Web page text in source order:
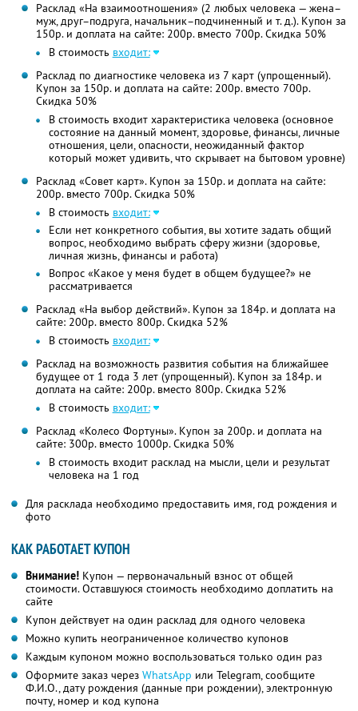
Расклад «На взаимоотношения» (2 любых человека — жена–
муж, друг–подруга, начальник–подчиненный и т. д.). Купон за
150р. и доплата на сайте: 200р. вместо 700р. Скидка 50%
В стоимость входит:
Расклад по диагностике человека из 7 карт (упрощенный).
Купон за 150р. и доплата на сайте: 200р. вместо 700р.
Скидка 50%
В стоимость входит характеристика человека (основное
состояние на данный момент, здоровье, финансы, личные
отношения, цели, опасности, неожиданный фактор
который может удивить, что скрывает на бытовом уровне)
Расклад «Совет карт». Купон за 150р. и доплата на сайте:
200р. вместо 700р. Скидка 50%
В стоимость входит:
Если нет конкретного события, вы хотите задать общий
вопрос, необходимо выбрать сферу жизни (здоровье,
личная жизнь, финансы и работа)
Вопрос «Какое у меня будет в общем будущее?» не
рассматривается
Расклад «На выбор действий». Купон за 184р. и доплата на
сайте: 200р. вместо 800р. Скидка 52%
В стоимость входит:
Расклад на возможность развития события на ближайшее
будущее от 1 года 3 лет (упрощенный). Купон за 184р. и
доплата на сайте: 200р. вместо 800р. Скидка 52%
В стоимость входит:
Расклад «Колесо Фортуны». Купон за 200р. и доплата на
сайте: 300р. вместо 1000р. Скидка 50%
В стоимость входит расклад на мысли, цели и результат
человека на 1 год
Для расклада необходимо предоставить имя, год рождения и
фото
КАК РАБОТАЕТ КУПОН
Внимание! Купон — первоначальный взнос от общей
стоимости. Оставшуюся стоимость необходимо доплатить на
сайте
Купон действует на один расклад для одного человека
Можно купить неограниченное количество купонов
Каждым купоном можно воспользоваться только один раз
Оформите заказ через WhatsApp или Telegram, сообщите
Ф.И.О.,дату рождения (данные при рождении), электронную
почту, номер и код купона